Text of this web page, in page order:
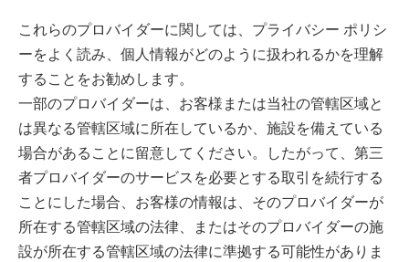
これらのプロバイダーに関しては、プライバシー ポリシ
ーをよく読み、個人情報がどのように扱われるかを理解
することをお勧めします。
一部のプロバイダーは、お客様または当社の管轄区域と
は異なる管轄区域に所在しているか、施設を備えている
場合があることに留意してください。したがって、第三
者プロバイダーのサービスを必要とする取引を続行する
ことにした場合、お客様の情報は、そのプロバイダーが
所在する管轄区域の法律、またはそのプロバイダーの施
設が所在する管轄区域の法律に準拠する可能性がありま